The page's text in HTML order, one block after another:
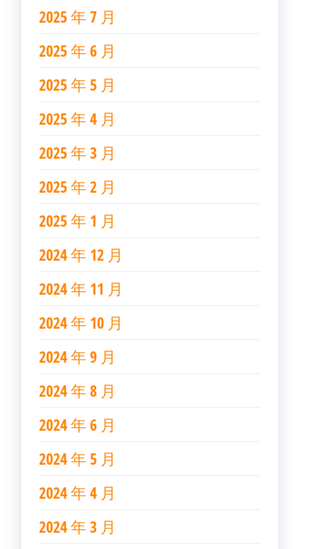
2025 年 7 月
2025 年 6 月
2025 年 5 月
2025 年 4 月
2025 年 3 月
2025 年 2 月
2025 年 1 月
2024 年 12 月
2024 年 11 月
2024 年 10 月
2024 年 9 月
2024 年 8 月
2024 年 6 月
2024 年 5 月
2024 年 4 月
2024 年 3 月